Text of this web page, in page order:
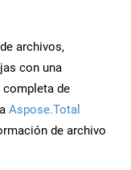
archivos,
con una
de
Aspose.Total
de archivo